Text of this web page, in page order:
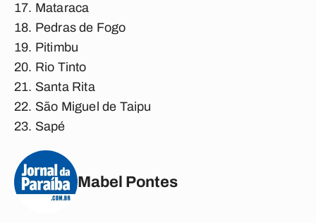
Mataraca
Pedras de Fogo
Pitimbu
Rio Tinto
Santa Rita
São Miguel de Taipu
Sapé
Mabel Pontes